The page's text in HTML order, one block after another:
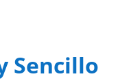
Sencillo